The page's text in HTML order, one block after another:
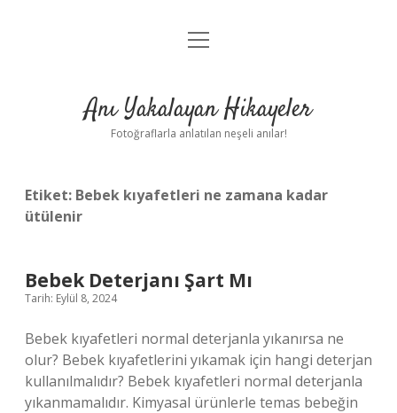
Anasayfa
Yasal Uyarı
menüyü
Anı Yakalayan Hikayeler
Fotoğraflarla anlatılan neşeli anılar!
Etiket: Bebek kıyafetleri ne zamana kadar
ütülenir
Bebek Deterjanı Şart Mı
Tarih: Eylül 8, 2024
Bebek kıyafetleri normal deterjanla yıkanırsa ne
olur? Bebek kıyafetlerini yıkamak için hangi deterjan
kullanılmalıdır? Bebek kıyafetleri normal deterjanla
yıkanmamalıdır. Kimyasal ürünlerle temas bebeğin